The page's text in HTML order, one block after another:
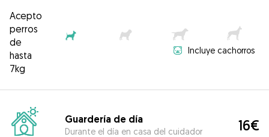
Acepto
perros
de
hasta
7kg
Incluye cachorros
Guardería de día
Durante el día en casa del cuidador 16€